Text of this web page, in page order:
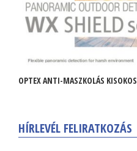
OPTEX ANTI-MASZKOLÁS KISOKOS
HÍRLEVÉL FELIRATKOZÁS